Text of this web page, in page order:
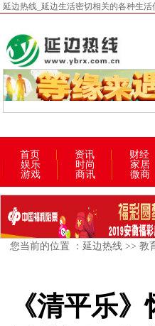
延边热线_延边生活密切相关的各种生活
首页 资讯 财经
娱乐
时尚 家居
游戏
商讯 微商
您当前的位置 ： 延边热线 >>教
《清平乐